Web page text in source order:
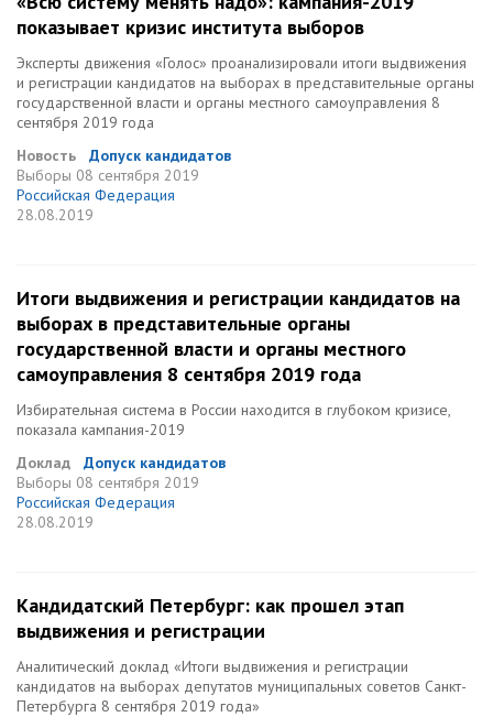
показывает кризис института выборов
Эксперты движения «Голос» проанализировали итоги выдвижения
и регистрации кандидатов на выборах в представительные органы
государственной власти и органы местного самоуправления 8
сентября 2019 года
Новость
Допуск кандидатов
Выборы 08 сентября 2019
Российская Федерация
28.08.2019
Итоги выдвижения и регистрации кандидатов на
выборах в представительные органы
государственной власти и органы местного
самоуправления 8 сентября 2019 года
Избирательная система в России находится в глубоком кризисе,
показала кампания-2019
Доклад
Допуск кандидатов
Выборы 08 сентября 2019
Российская Федерация
28.08.2019
Кандидатский Петербург: как прошел этап
выдвижения и регистрации
Аналитический доклад «Итоги выдвижения и регистрации
кандидатов на выборах депутатов муниципальных советов Санкт-
Петербурга 8 сентября 2019 года»